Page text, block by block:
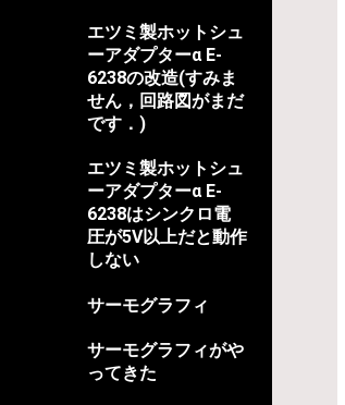
エツミ製ホットシュ
ーアダプターα E-
6238の改造(すみま
せん，回路図がまだ
です．)
エツミ製ホットシュ
ーアダプターα E-
6238はシンクロ電
圧が5V以上だと動作
しない
サーモグラフィ
サーモグラフィがや
ってきた